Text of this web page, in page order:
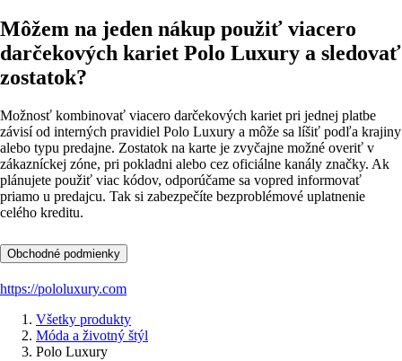
Môžem na jeden nákup použiť viacero
darčekových kariet Polo Luxury a sledovať
zostatok?
Možnosť kombinovať viacero darčekových kariet pri jednej platbe
závisí od interných pravidiel Polo Luxury a môže sa líšiť podľa krajiny
alebo typu predajne. Zostatok na karte je zvyčajne možné overiť v
zákazníckej zóne, pri pokladni alebo cez oficiálne kanály značky. Ak
plánujete použiť viac kódov, odporúčame sa vopred informovať
priamo u predajcu. Tak si zabezpečíte bezproblémové uplatnenie
celého kreditu.
Obchodné podmienky
https://pololuxury.com
Všetky produkty
Móda a životný štýl
Polo Luxury